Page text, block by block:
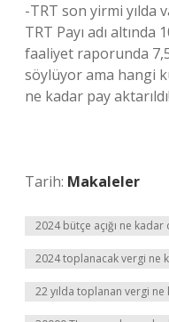
-TRT son yirmi yılda
TRT Payı adı
faaliyet raporunda
söylüyor ama hangi
ne kadar pay
Tarih: Makaleler
2024 bütçe açığı ne kadar
2024 toplanacak vergi ne
22 yılda toplanan vergi ne